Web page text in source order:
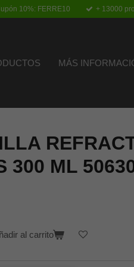
10%: FERRE10 + 13000
MÁS
300 ML
al carrito